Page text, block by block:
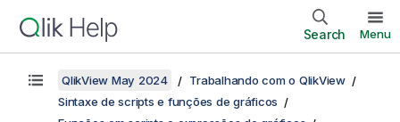
Search Menu
QlikView May 2024
Trabalhando com o QlikView
Sintaxe de scripts e funções de gráficos